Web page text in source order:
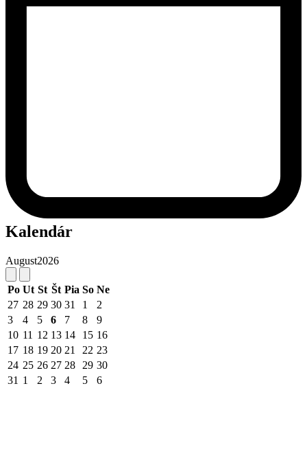
Kalendár
August2026
Po Ut St Št Pia So Ne
27 28 29 30 31 1
2
3
4 5 6 7 8
9
10 11 12 13 14 15 16
17 18 19 20 21 22 23
24 25 26 27 28 29 30
31 1 2 3 4 5 6